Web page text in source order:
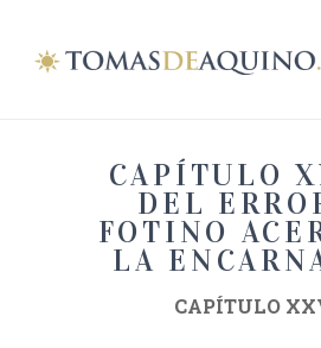
CAPÍTULO
DEL
FOTINO
LA
CAPÍTULO